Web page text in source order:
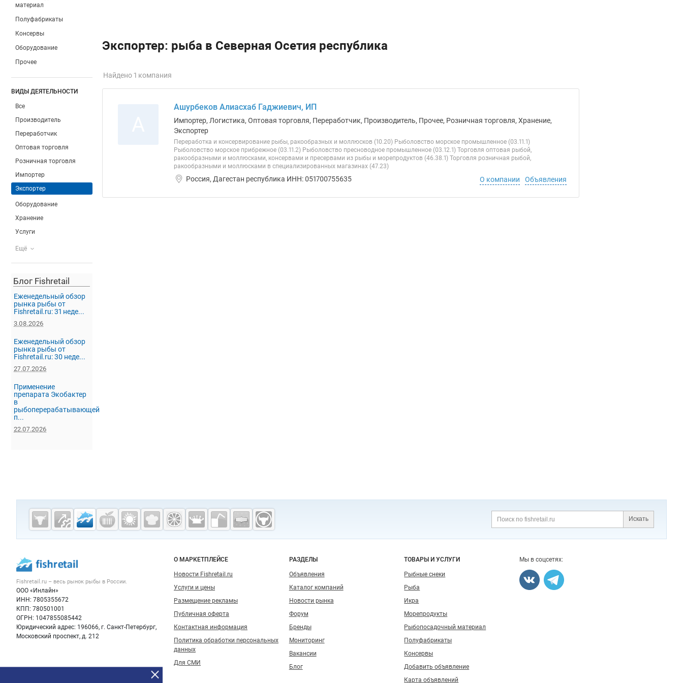
материал
Полуфабрикаты
Консервы
Оборудование
Прочее
ВИДЫ ДЕЯТЕЛЬНОСТИ
Все
Производитель
Переработчик
Оптовая торговля
Розничная торговля
Импортер
Экспортер
Оборудование
Хранение
Услуги
Ещё
Блог Fishretail
Еженедельный обзор
рынка рыбы от
Fishretail.ru: 31 неде...
3.08.2026
Еженедельный обзор
рынка рыбы от
Fishretail.ru: 30 неде...
27.07.2026
Применение
препарата Экобактер
в
рыбоперерабатывающей
п...
22.07.2026
Экспортер: рыба в Северная Осетия республика
Найдено 1 компания
Ашурбеков Алиасхаб Гаджиевич, ИП
Импортер, Логистика, Оптовая торговля, Переработчик, Производитель, Прочее, Розничная торговля, Хранение,
Экспортер
Переработка и консервирование рыбы, ракообразных и моллюсков (10.20) Рыболовство морское промышленное (03.11.1)
Рыболовство морское прибрежное (03.11.2) Рыболовство пресноводное промышленное (03.12.1) Торговля оптовая рыбой,
ракообразными и моллюсками, консервами и пресервами из рыбы и морепродуктов (46.38.1) Торговля розничная рыбой,
ракообразными и моллюсками в специализированных магазинах (47.23)
Россия, Дагестан республика ИНН: 051700755635 О компании Объявления
Дополнительная информация
Искать
Cсылки на полезные проекты
Fishretail.ru —
рыба,
Важные разделы и контакты
Fishretail.ru – весь рынок рыбы в России.
ООО «Инлайн»
ИНН: 7805355672
КПП: 780501001
ОГРН: 1047855085442
Юридический адрес: 196066, г. Санкт-Петербург,
Московский проспект, д. 212
Навигация по сайту
О МАРКЕТПЛЕЙСЕ
Новости Fishretail.ru
Услуги и цены
Размещение рекламы
Публичная оферта
Контактная информация
Политика обработки персональных
данных
Для СМИ
РАЗДЕЛЫ
Объявления
Каталог компаний
Новости рынка
Форум
Бренды
Мониторинг
Вакансии
Блог
ТОВАРЫ И УСЛУГИ
Рыбные снеки
Рыба
Икра
Морепродукты
Рыбопосадочный материал
Полуфабрикаты
Консервы
Добавить объявление
Карта объявлений
Мы в соцсетях: